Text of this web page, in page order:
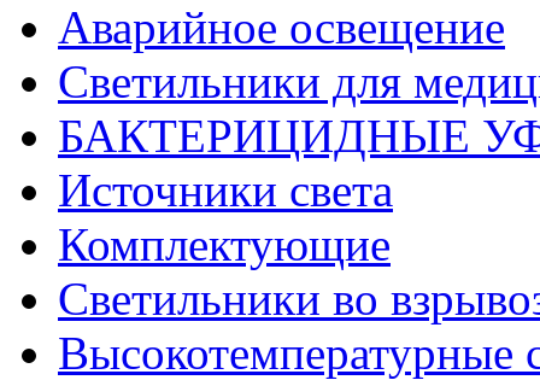
Аварийное освещение
Светильники для
БАКТЕРИЦИДНЫЕ
Источники света
Комплектующие
Светильники во
Высокотемпературные